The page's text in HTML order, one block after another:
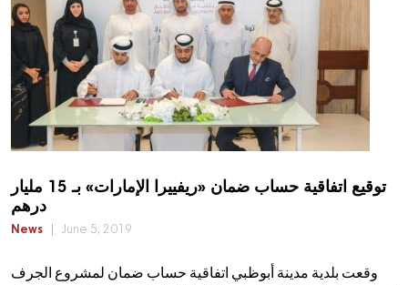
توقيع اتفاقية حساب ضمان «ريفييرا الإمارات» بـ 15 مليار
درهم
News June 5, 2019
وقعت بلدية مدينة أبوظبي اتفاقية حساب ضمان لمشروع الجرف